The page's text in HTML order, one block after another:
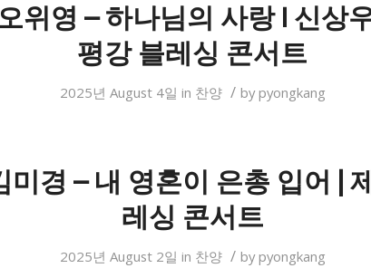
위영 – 하나님의 사랑 I 신상
평강 블레싱 콘서트
2025년 August 4일 in 찬양 / bypyongkang
미경 – 내 영혼이 은총 입어 |
레싱 콘서트
2025년 August 2일 in 찬양 / bypyongkang